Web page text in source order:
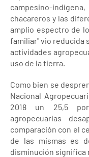
campesino-
chacareros y las
amplio espectro de
familiar" vio reducida
actividades
uso de la tierra.
Como bien se
Nacional
2018 un 25,5
agropecuarias
comparación con el
de las mismas es
disminución significa